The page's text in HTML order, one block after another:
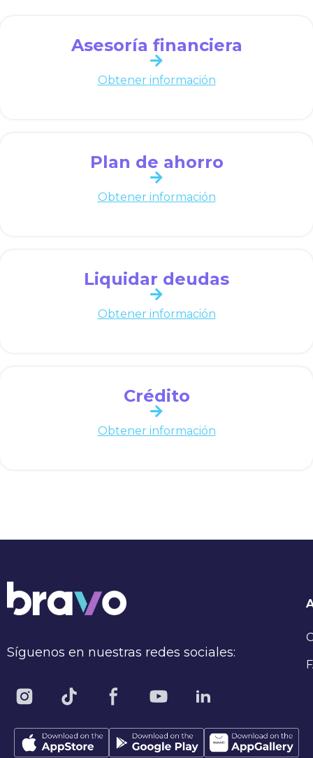
Asesoría financiera
Obtener información
Plan de ahorro
Obtener información
Liquidar deudas
Obtener información
Crédito
Obtener información
Síguenos en nuestras redes sociales: